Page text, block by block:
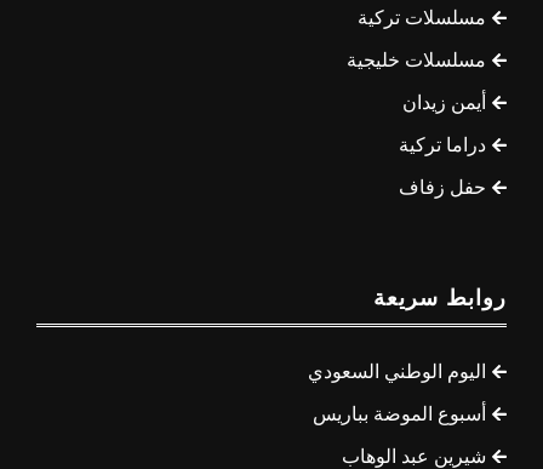
مسلسلات تركية
مسلسلات خليجية
أيمن زيدان
دراما تركية
حفل زفاف
روابط سريعة
اليوم الوطني السعودي
أسبوع الموضة بباريس
شيرين عبد الوهاب